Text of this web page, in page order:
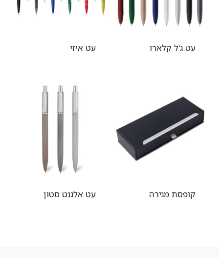
עט ג'ל קלארו עט איזי
קופסת מגירה עט אלגנט סטון